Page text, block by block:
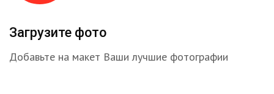
Загрузите фото
Добавьте на макет Ваши лучшие фотографии